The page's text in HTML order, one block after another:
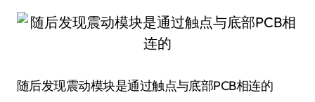
随后发现震动模块是通过触点与底部PCB相连的